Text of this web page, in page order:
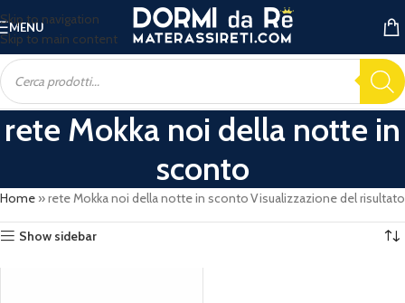
Skip to navigation
Skip to main content
MENU
rete Mokka noi della notte in
sconto
Home »rete Mokka noi della notte in scontoVisualizzazione del risultato
Show sidebar